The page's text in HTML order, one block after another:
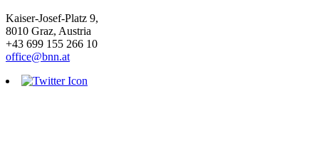
Kaiser-Josef-Platz 9,
8010 Graz, Austria
+43 699 155 266 10
office@bnn.at